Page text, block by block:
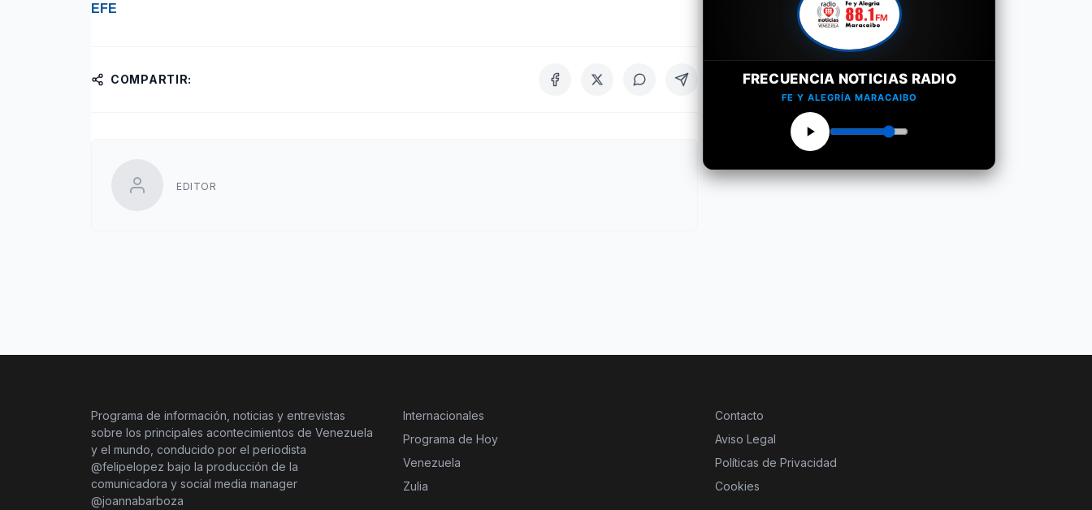
EFE
COMPARTIR:
EDITOR
FRECUENCIA NOTICIAS RADIO
FE Y ALEGRÍA MARACAIBO
Programa de información, noticias y entrevistas
sobre los principales acontecimientos de Venezuela
y el mundo, conducido por el periodista
@felipelopez bajo la producción de la
comunicadora y social media manager
@joannabarboza
Internacionales
Programa de Hoy
Venezuela
Zulia
Contacto
Aviso Legal
Políticas de Privacidad
Cookies